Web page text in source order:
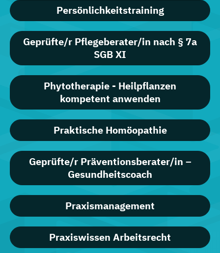
Persönlichkeitstraining
Geprüfte/r Pflegeberater/in nach § 7a
SGB XI
Phytotherapie - Heilpflanzen
kompetent anwenden
Praktische Homöopathie
Geprüfte/r Präventionsberater/in –
Gesundheitscoach
Praxismanagement
Praxiswissen Arbeitsrecht